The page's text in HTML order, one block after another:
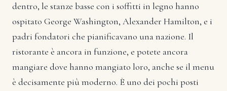
dentro, le stanze basse con i soffitti in legno hanno
ospitato George Washington, Alexander Hamilton, e i
padri fondatori che pianificavano una nazione. Il
ristorante è ancora in funzione, e potete ancora
mangiare dove hanno mangiato loro, anche se il menu
è decisamente più moderno. È uno dei pochi posti